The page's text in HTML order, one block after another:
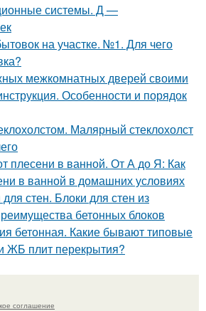
системы. Д —
на участке. №1. Для чего
межкомнатных дверей своими
Особенности и порядок
Малярный стеклохолст
плесени в ванной. От А до Я: Как
в ванной в домашних условиях
стен. Блоки для стен из
бетонных блоков
бетонная. Какие бывают типовые
ЖБ плит перекрытия?
соглашение